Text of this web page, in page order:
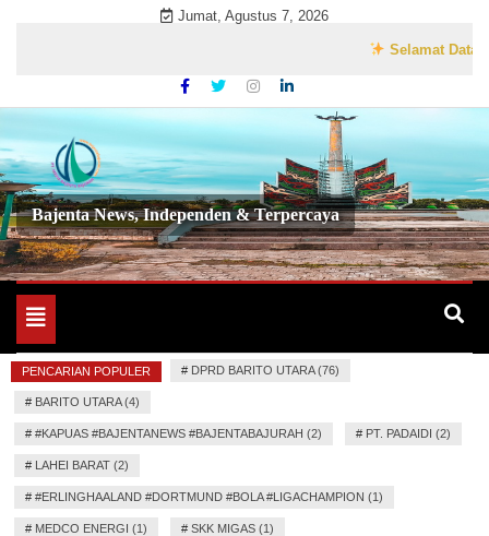
Jumat, Agustus 7, 2026
Selamat Datang
Bajenta News, Independen & Terpercaya
Toggle
navigation
PENCARIAN POPULER # DPRD BARITO UTARA (76)
# BARITO UTARA (4)
# #KAPUAS #BAJENTANEWS #BAJENTABAJURAH (2) # PT. PADAIDI (2)
# LAHEI BARAT (2)
# #ERLINGHAALAND #DORTMUND #BOLA #LIGACHAMPION (1)
# MEDCO ENERGI (1) # SKK MIGAS (1)